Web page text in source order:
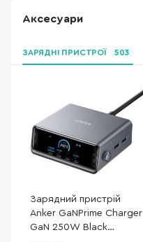
Аксесуари
ЗАРЯДНІ ПРИСТРОЇ 503
Зарядний пристрій
Anker GaNPrime Charger
GaN 250W Black